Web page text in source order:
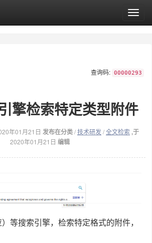
T
o
n
i
g
t
查询码: 00000293
擎检索特定类型附件
年01月21日 发布在分类/技术研发 /全文检索,于
2020年01月21日 编辑
等搜索引擎，检索特定格式的附件，